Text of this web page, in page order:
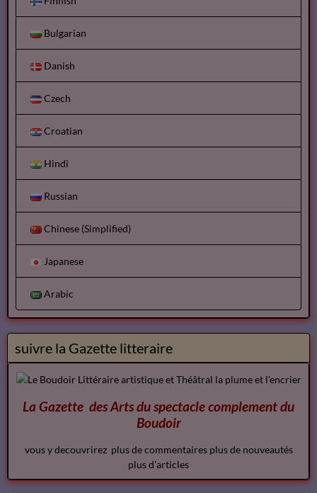
Bulgarian
Danish
Czech
Croatian
Hindi
Russian
Chinese (Simplified)
Japanese
Arabic
suivre la Gazette litteraire
La Gazette des Arts du spectaclecomplementdu
Boudoir
vous y decouvrirez plus de commentaires plus de nouveautés
plus d'articles